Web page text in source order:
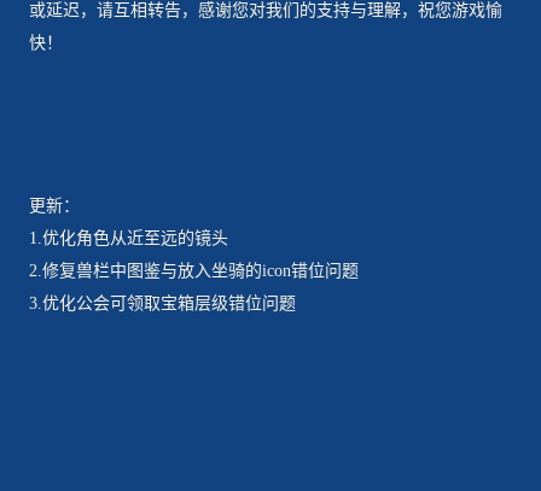
或延迟，请互相转告，感谢您对我们的支持与理解，祝您游戏愉
快！
更新：
1.优化角色从近至远的镜头
2.修复兽栏中图鉴与放入坐骑的icon错位问题
3.优化公会可领取宝箱层级错位问题